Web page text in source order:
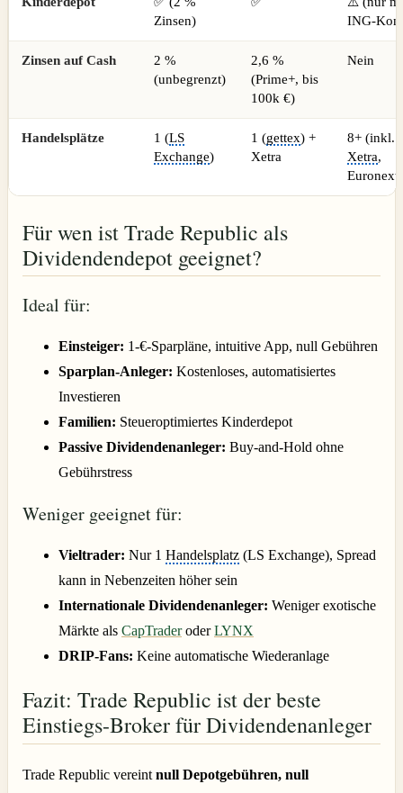
Zinsen)
ING-
Zinsen auf Cash
2 %
(unbegrenzt)
2,6 %
(Prime+, bis
100k €)
Nein
Handelsplätze 1 (LS
Exchange)
1 (gettex) +
Xetra
8+ (inkl.
Xetra,
Euronext)
Für wen ist Trade Republic als
Dividendendepot geeignet?
Ideal für:
Einsteiger: 1-€-Sparpläne, intuitive App, null Gebühren
Sparplan-Anleger: Kostenloses, automatisiertes
Investieren
Familien: Steueroptimiertes Kinderdepot
Passive Dividendenanleger: Buy-and-Hold ohne
Gebührstress
Weniger geeignet für:
Vieltrader: Nur 1 Handelsplatz (LS Exchange), Spread
kann in Nebenzeiten höher sein
Internationale Dividendenanleger: Weniger exotische
Märkte als CapTraderoderLYNX
DRIP-Fans: Keine automatische Wiederanlage
Fazit: Trade Republic ist der beste
Einstiegs-Broker für Dividendenanleger
Trade Republic vereint null Depotgebühren, null